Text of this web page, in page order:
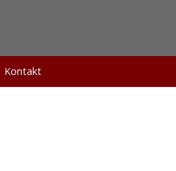
Kontakt